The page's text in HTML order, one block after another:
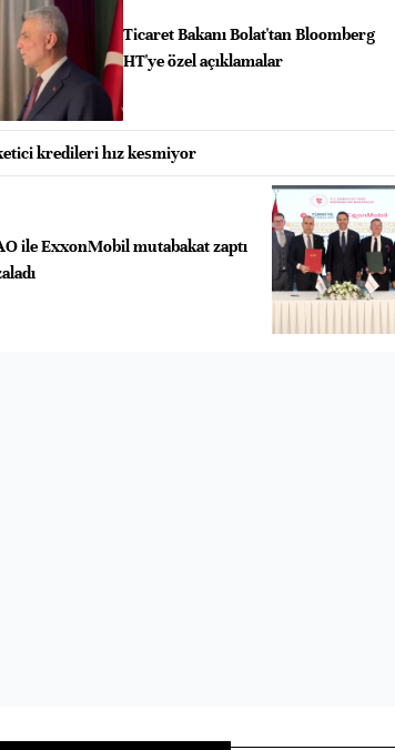
Ticaret Bakanı Bolat'tan Bloomberg
HT'ye özel açıklamalar
kredileri hız kesmiyor
ile ExxonMobil mutabakat zaptı